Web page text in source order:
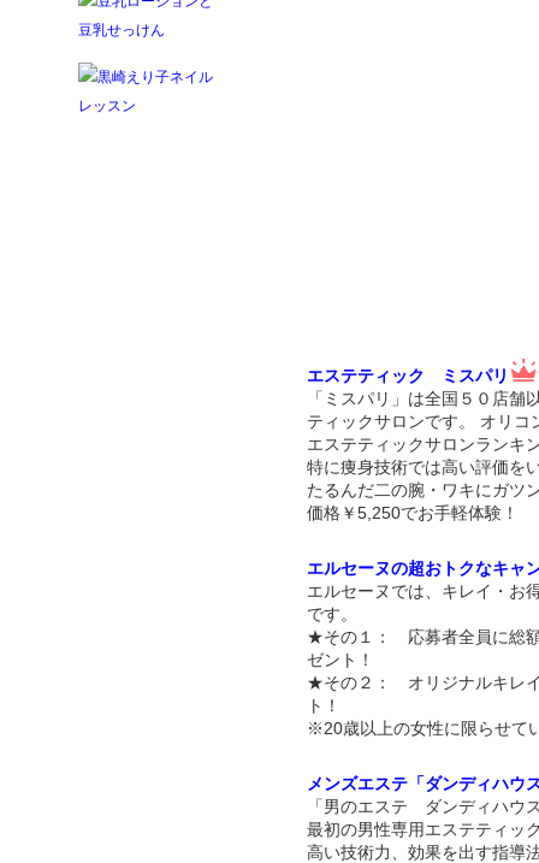
エステティック ミスパリ
「ミスパリ」は全国５０店舗
ティックサロンです。 オリ
エステティックサロンランキ
特に痩身技術では高い評価を
たるんだ二の腕・ワキにガツ
価格￥5,250でお手軽体験！
エルセーヌの超おトクなキャ
エルセーヌでは、キレイ・お
です。
★その１： 応募者全員に総
ゼント！
★その２： オリジナルキレ
ト！
※20歳以上の女性に限らせて
メンズエステ「ダンディハウ
「男のエステ ダンディハウ
最初の男性専用エステティッ
高い技術力、効果を出す指導